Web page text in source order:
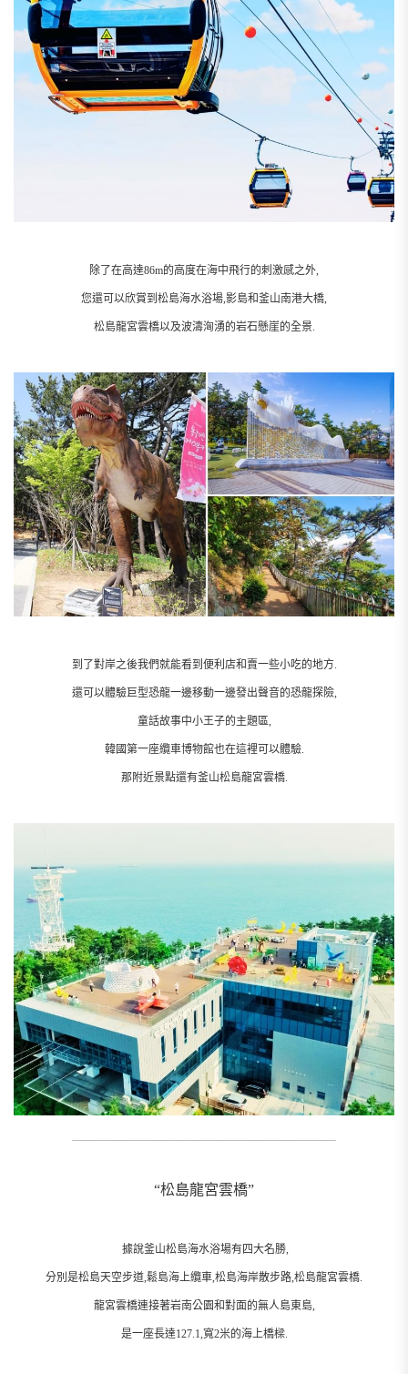
除了在高達86m的高度在海中飛行的刺激感之外,
您還可以欣賞到松島海水浴場,影島和釜山南港大橋,
松島龍宮雲橋以及波濤洶湧的岩石懸崖的全景.
到了對岸之後我們就能看到便利店和賣一些小吃的地方.
還可以體驗巨型恐龍一邊移動一邊發出聲音的恐龍探險,
童話故事中小王子的主題區,
韓國第一座纜車博物館也在這裡可以體驗.
那附近景點還有釜山松島龍宮雲橋.
“松島龍宮雲橋”
據說釜山松島海水浴場有四大名勝,
分別是松島天空步道,鬆島海上纜車,松島海岸散步路,松島龍宮雲橋.
龍宮雲橋連接著岩南公園和對面的無人島東島,
是一座長達127.1,寬2米的海上橋樑.